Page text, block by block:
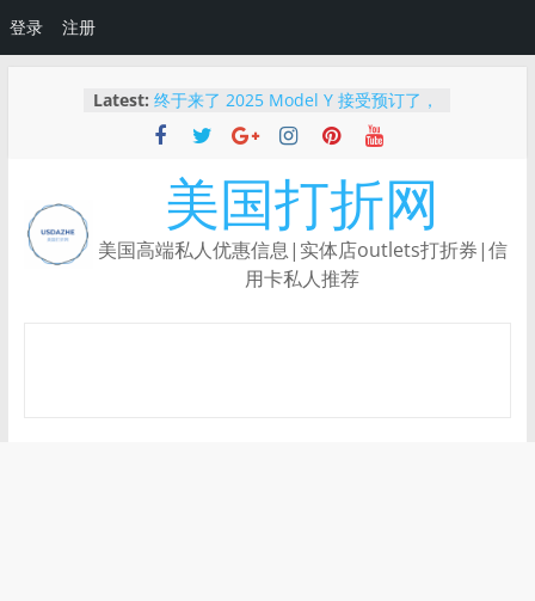
登录 注册
Latest: 终于来了 2025 Model Y 接受预订了，
Tesla最高减$2000刀
2025 最新｜如何免费体验 Tesla 自动
驾驶？使用推荐链接还能领额外优惠！
【限时BUG价】Ulta下单还能叠加
Rakuten返现，新人领$50！
Capital One Shopping：根据你的购
物习惯量身定制的返利神器
💳【重磅新品】Robinhood Gold 信用
美国打折网
美国高端私人优惠信息|实体店outlets打折券|信
用卡私人推荐